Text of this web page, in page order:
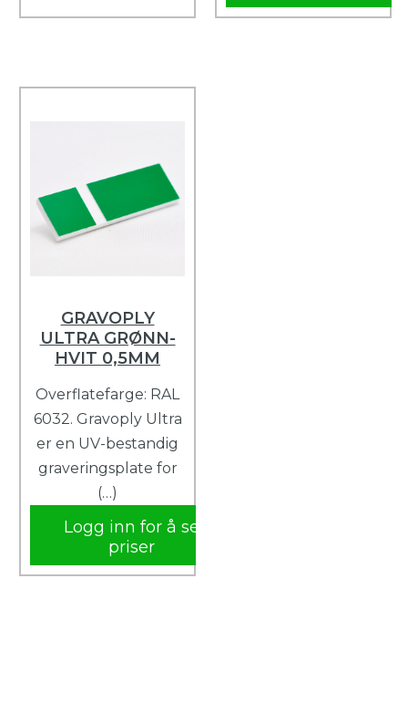
GRAVOPLY
ULTRA GRØNN-
HVIT 0,5MM
Overflatefarge: RAL
6032. Gravoply Ultra
er en UV-bestandig
graveringsplate for
(…)
Logg inn for å se
priser